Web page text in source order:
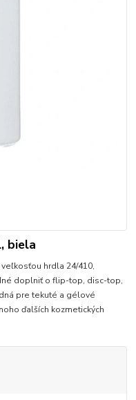
biela
hrdla 24/410,
doplniť o flip-top, disc-top,
pre tekuté a gélové
ďalších kozmetických